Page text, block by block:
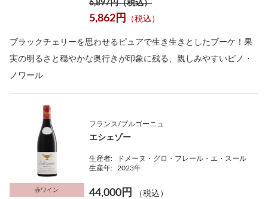
6,897円（税込）
5,862円 （税込）
ブラックチェリーを思わせるピュアで生き生きとしたブーケ！果
実の明るさと穏やかな奥行きが印象に残る、親しみやすいピノ・
ノワール
赤ワイン
フランス/ブルゴーニュ
エシェゾー
生産者:
ドメーヌ・グロ・フレール・エ・スール
生産年:
2023年
44,000円 （税込）